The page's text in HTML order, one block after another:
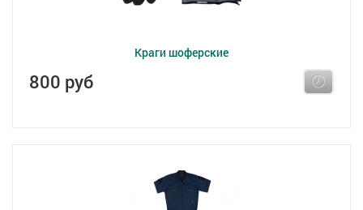
Краги шоферские
800 руб